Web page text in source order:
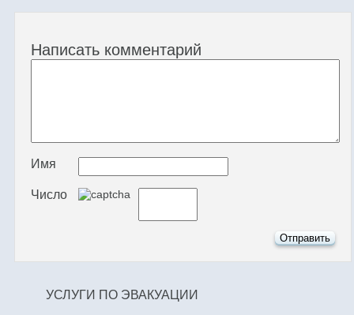
Написать комментарий
Имя
Число
УСЛУГИ ПО ЭВАКУАЦИИ